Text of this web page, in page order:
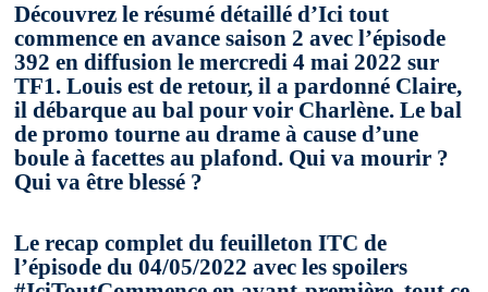
Découvrez le résumé détaillé d’Ici tout
commence en avance saison 2 avec l’épisode
392 en diffusion le mercredi 4 mai 2022 sur
TF1. Louis est de retour, il a pardonné Claire,
il débarque au bal pour voir Charlène. Le bal
de promo tourne au drame à cause d’une
boule à facettes au plafond. Qui va mourir ?
Qui va être blessé ?
Le recap complet du feuilleton ITC de
l’épisode du 04/05/2022 avec les spoilers